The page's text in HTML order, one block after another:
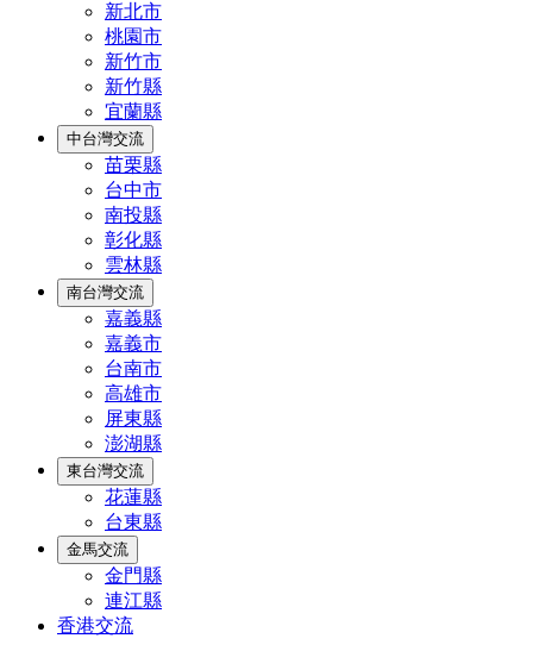
新北市
桃園市
新竹市
新竹縣
宜蘭縣
中台灣交流
苗栗縣
台中市
南投縣
彰化縣
雲林縣
南台灣交流
嘉義縣
嘉義市
台南市
高雄市
屏東縣
澎湖縣
東台灣交流
花蓮縣
台東縣
金馬交流
金門縣
連江縣
香港交流